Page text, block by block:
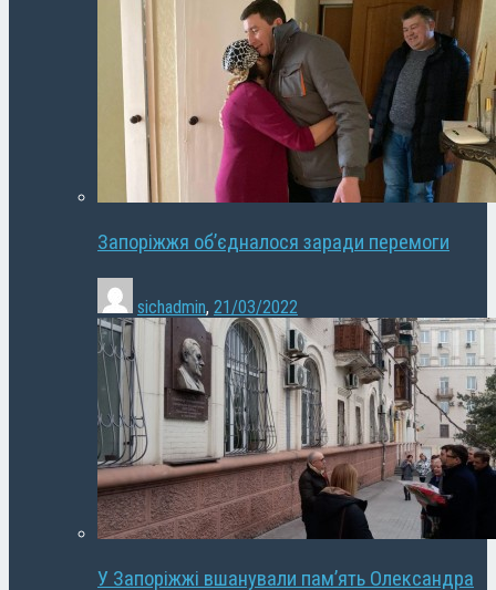
Запоріжжя об’єдналося заради перемоги
sichadmin, 21/03/2022
У Запоріжжі вшанували пам’ять Олександра